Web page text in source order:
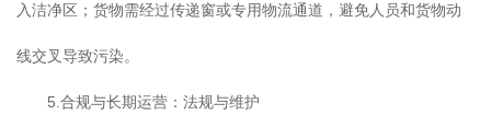
入洁净区；货物需经过传递窗或专用物流通道，避免人员和货物动
线交叉导致污染。
5.合规与长期运营：法规与维护